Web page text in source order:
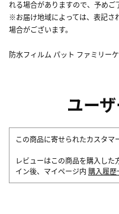
れる場合がありますので、予めご
※お届け地域によっては、表記さ
場合がございます。
防水フィルム パット ファミリー
ユー
この商品に寄せられたカスタマ
レビューはこの商品を購入し
イン後、マイページ内 購入履歴